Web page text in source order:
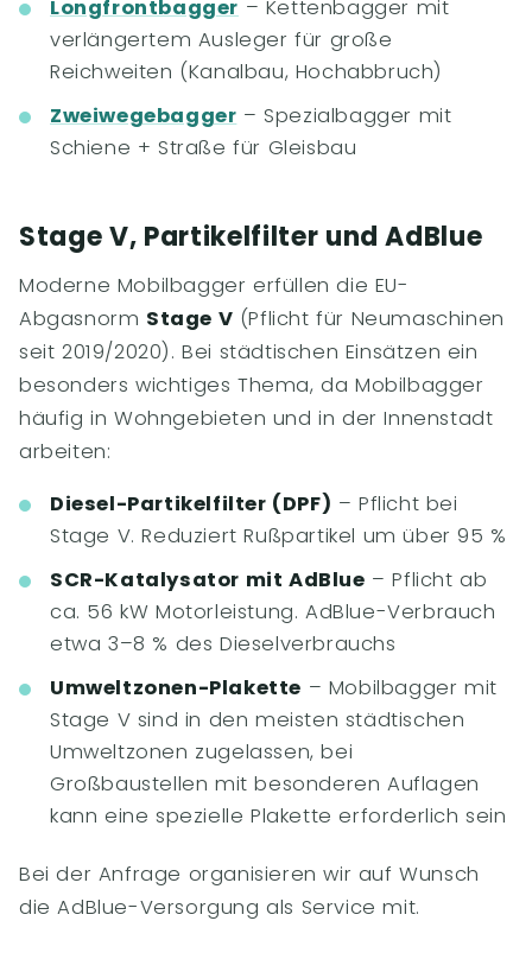
Longfrontbagger – Kettenbagger mit
verlängertem Ausleger für große
Reichweiten (Kanalbau, Hochabbruch)
Zweiwegebagger – Spezialbagger mit
Schiene + Straße für Gleisbau
Stage V, Partikelfilter und AdBlue
Moderne Mobilbagger erfüllen die EU-
Abgasnorm Stage V (Pflicht für Neumaschinen
seit 2019/2020). Bei städtischen Einsätzen ein
besonders wichtiges Thema, da Mobilbagger
häufig in Wohngebieten und in der Innenstadt
arbeiten:
Diesel-Partikelfilter (DPF) – Pflicht bei
Stage V. Reduziert Rußpartikel um über 95 %
SCR-Katalysator mit AdBlue – Pflicht ab
ca. 56 kW Motorleistung. AdBlue-Verbrauch
etwa 3–8 % des Dieselverbrauchs
Umweltzonen-Plakette – Mobilbagger mit
Stage V sind in den meisten städtischen
Umweltzonen zugelassen, bei
Großbaustellen mit besonderen Auflagen
kann eine spezielle Plakette erforderlich sein
Bei der Anfrage organisieren wir auf Wunsch
die AdBlue-Versorgung als Service mit.